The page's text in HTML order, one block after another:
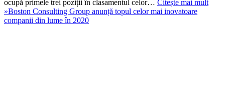
ocupă primele trei poziții în clasamentul celor… Citește mai mult
»Boston Consulting Group anunță topul celor mai inovatoare
companii din lume în 2020